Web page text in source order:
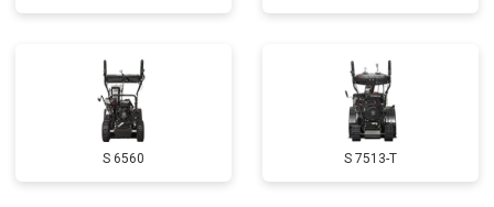
Ремонт привода от 3250 ₽
Замена свечей зажигания от 1820 ₽
Демонтаж-монтаж двигателя от 6400 ₽ Заказать
Ремонт сцепления от 3800 ₽ Заказать
S 6560 S 7513-T